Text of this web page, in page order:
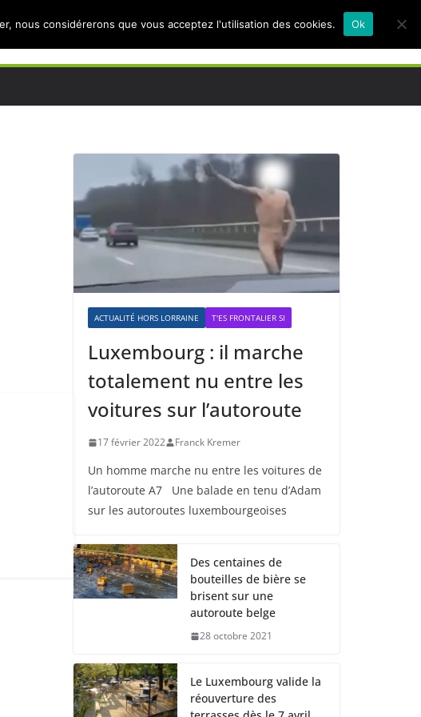
ACTUALITÉ HORS LORRAINE T'ES FRONTALIER SI
Luxembourg : il marche
totalement nu entre les
voitures sur l’autoroute
17 février 2022 Franck Kremer
Un homme marche nu entre les voitures de
l’autoroute A7 Une balade en tenu d’Adam
sur les autoroutes luxembourgeoises
Des centaines de
bouteilles de bière se
brisent sur une
autoroute belge
28 octobre 2021
Le Luxembourg valide la
réouverture des
nous considérerons que vous acceptez l'utilisation des cookies. Ok